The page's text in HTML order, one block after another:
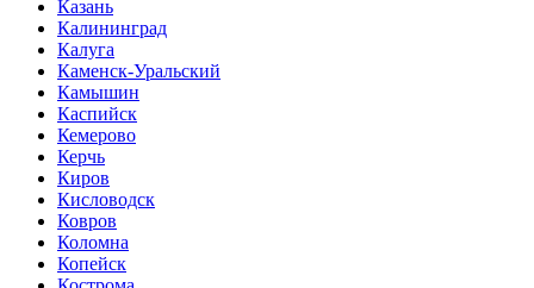
Казань
Калининград
Калуга
Каменск-Уральский
Камышин
Каспийск
Кемерово
Керчь
Киров
Кисловодск
Ковров
Коломна
Копейск